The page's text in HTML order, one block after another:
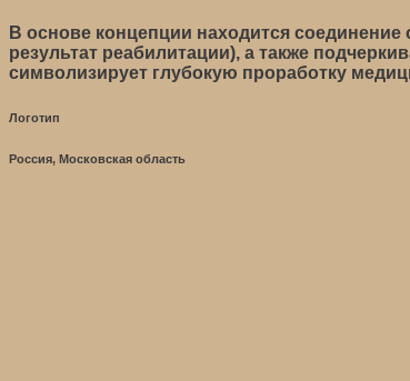
В основе концепции находится
результат реабилитации), а также
символизирует глубокую проработку
Логотип
Россия, Московская область